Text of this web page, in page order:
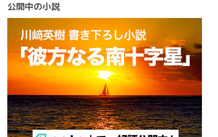
公開中の小説